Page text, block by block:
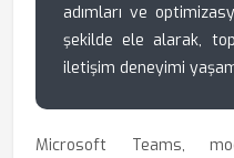
adımları ve
şekilde ele alarak,
iletişim deneyimi
Microsoft Teams,